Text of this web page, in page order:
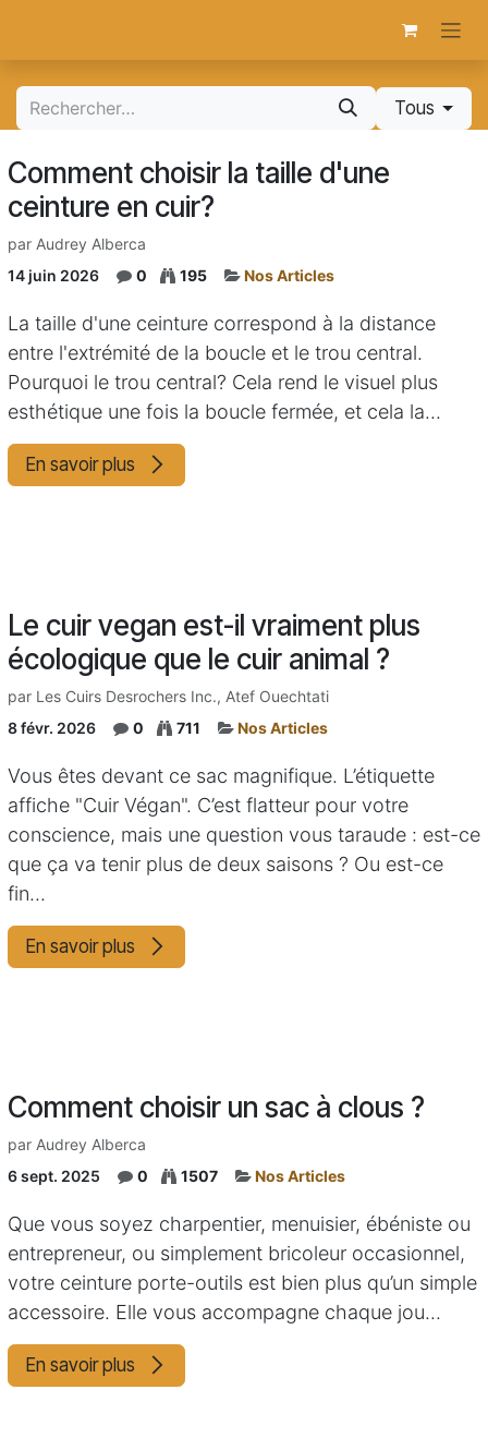
Tous
Comment choisir la taille d'une
ceinture en cuir?
par Audrey Alberca
14 juin 2026
0 195 Nos Articles
La taille d'une ceinture correspond à la distance
entre l'extrémité de la boucle et le trou central.
Pourquoi le trou central? Cela rend le visuel plus
esthétique une fois la boucle fermée, et cela la...
En savoir plus
Le cuir vegan est-il vraiment plus
écologique que le cuir animal ?
par Les Cuirs Desrochers Inc., Atef Ouechtati
8 févr. 2026
0 711 Nos Articles
Vous êtes devant ce sac magnifique. L’étiquette
affiche "Cuir Végan". C’est flatteur pour votre
conscience, mais une question vous taraude : est-ce
que ça va tenir plus de deux saisons ? Ou est-ce
fin...
En savoir plus
Comment choisir un sac à clous ?
par Audrey Alberca
6 sept. 2025
0 1507 Nos Articles
Que vous soyez charpentier, menuisier, ébéniste ou
entrepreneur, ou simplement bricoleur occasionnel,
votre ceinture porte-outils est bien plus qu’un simple
accessoire. Elle vous accompagne chaque jou...
En savoir plus